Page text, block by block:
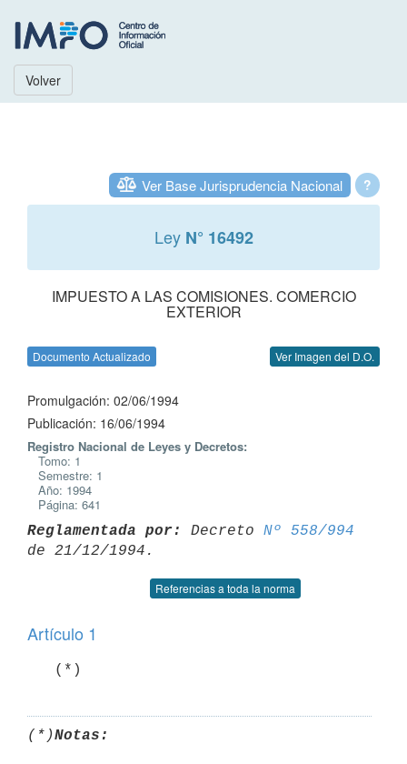
Volver
?
Ver Base Jurisprudencia Nacional
Ley N° 16492
IMPUESTO A LAS COMISIONES. COMERCIO
EXTERIOR
Documento Actualizado Ver Imagen del D.O.
Promulgación: 02/06/1994
Publicación: 16/06/1994
Registro Nacional de Leyes y Decretos:
Tomo: 1
Semestre: 1
Año: 1994
Página: 641
Reglamentada por: Decreto Nº 558/994
Referencias a toda la norma
Artículo 1
(*)Notas: